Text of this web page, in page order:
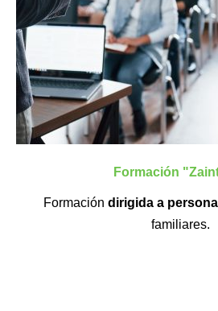
Formación
Formación dirigida a
familiares.